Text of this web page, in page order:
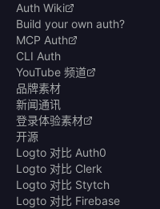
Auth Wiki
Build your own auth?
MCP Auth
CLI Auth
YouTube 频道
品牌素材
新闻通讯
登录体验素材
开源
Logto 对比 Auth0
Logto 对比 Clerk
Logto 对比 Stytch
Logto 对比 Firebase